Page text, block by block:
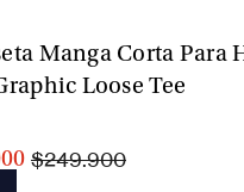
Manga Corta Para
Loose Tee
$249.900